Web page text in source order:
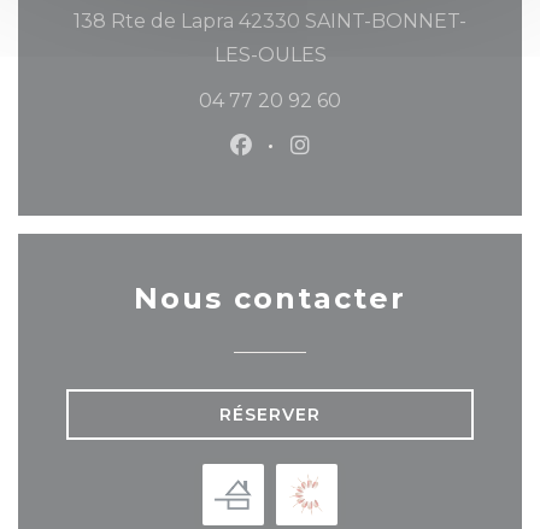
138 Rte de Lapra 42330 SAINT-BONNET-
LES-OULES((ouvre une nouvelle
04 77 20 92 60
Facebook ((ouvre une
Instagram ((ouvre
Nous contacter
RÉSERVER